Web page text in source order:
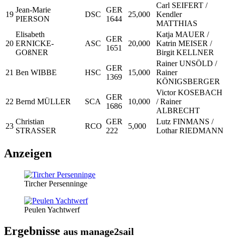
19
Jean-Marie
PIERSON
DSC
GER
1644
25,000
Carl SEIFERT /
Kendler
MATTHIAS
20
Elisabeth
ERNICKE-
GOßNER
ASC
GER
1651
20,000
Katja MAUER /
Katrin MEISER /
Birgit KELLNER
21 Ben WIBBE HSC
GER
1369
15,000
Rainer UNSÖLD /
Rainer
KÖNIGSBERGER
22 Bernd MÜLLER SCA
GER
1686
10,000
Victor KOSEBACH
/ Rainer
ALBRECHT
23
Christian
STRASSER
RCO
GER
222
5,000
Lutz FINMANS /
Lothar RIEDMANN
Anzeigen
Tircher Persenninge
Peulen Yachtwerf
Ergebnisse aus manage2sail